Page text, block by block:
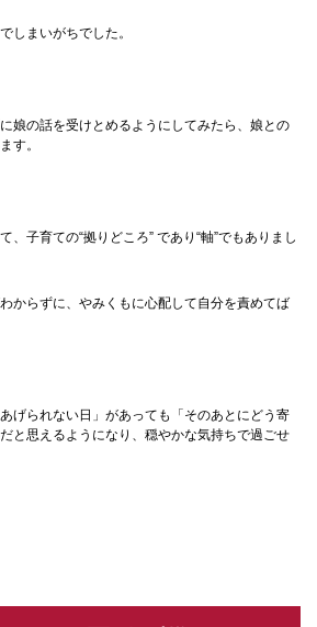
しまいがちでした。
娘の話を受けとめるようにしてみたら、娘との
す。
、子育ての“拠りどころ” であり“軸”でもありまし
からずに、やみくもに心配して自分を責めてば
げられない日」があっても「そのあとにどう寄
と思えるようになり、穏やかな気持ちで過ごせ